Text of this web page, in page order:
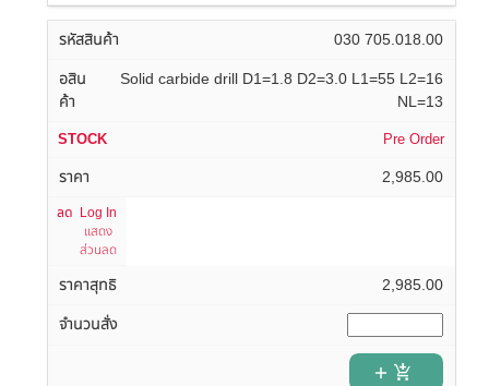
030 705.018.00
Solid carbide drill D1=1.8 D2=3.0 L1=55 L2=16
NL=13
Pre Order
2,985.00
Log In
แสดง
ส่วนลด
2,985.00
add_shopping_cart